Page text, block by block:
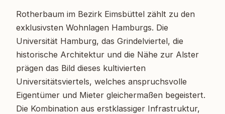
Rotherbaum im Bezirk Eimsbüttel zählt zu den
exklusivsten Wohnlagen Hamburgs. Die
Universität Hamburg, das Grindelviertel, die
historische Architektur und die Nähe zur Alster
prägen das Bild dieses kultivierten
Universitätsviertels, welches anspruchsvolle
Eigentümer und Mieter gleichermaßen begeistert.
Die Kombination aus erstklassiger Infrastruktur,